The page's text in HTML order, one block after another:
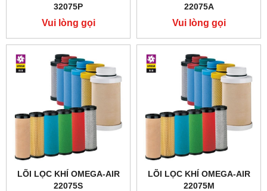
32075P
Vui lòng gọi
22075A
Vui lòng gọi
LÕI LỌC KHÍ OMEGA-AIR
22075S
LÕI LỌC KHÍ OMEGA-AIR
22075M